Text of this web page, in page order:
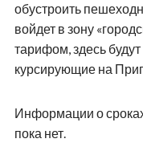
обустроить
войдет в зону
тарифом, здесь
курсирующие на
Информации о
пока нет.